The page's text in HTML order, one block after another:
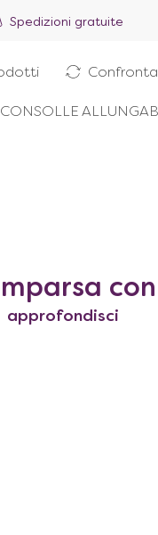
Spedizioni gratuite
CONSOLLE
Confronta
approfondisci